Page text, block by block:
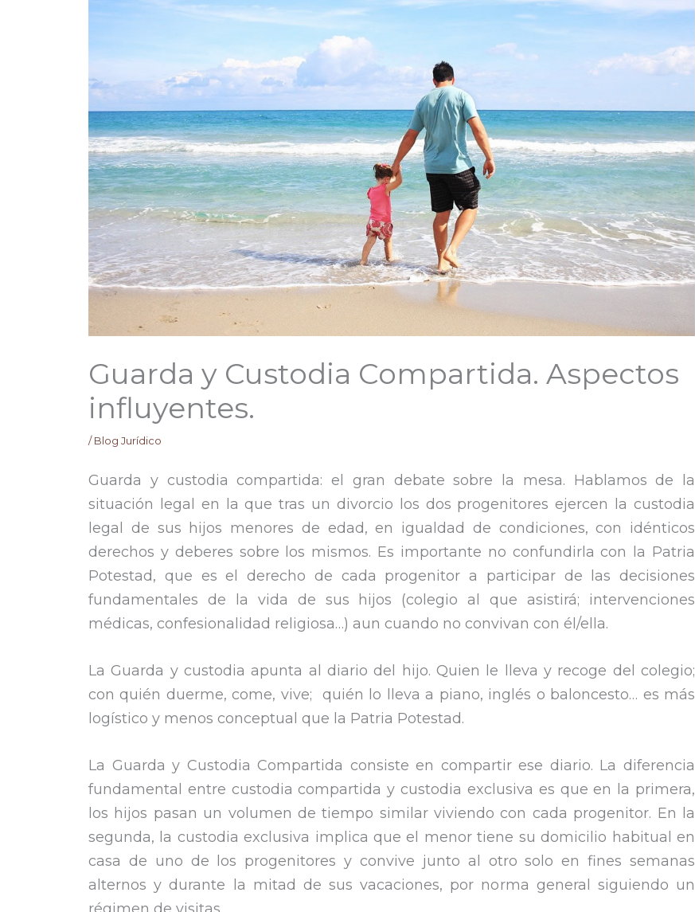
Guarda y Custodia Compartida. Aspectos
influyentes.
/Blog Jurídico
Guarda y custodia compartida: el gran debate sobre la mesa. Hablamos de la
situación legal en la que tras un divorcio los dos progenitores ejercen la custodia
legal de sus hijos menores de edad, en igualdad de condiciones, con idénticos
derechos y deberes sobre los mismos.​ Es importante no confundirla con la Patria
Potestad, que es el derecho de cada progenitor a participar de las decisiones
fundamentales de la vida de sus hijos (colegio al que asistirá; intervenciones
médicas, confesionalidad religiosa…) aun cuando no convivan con él/ella.
La Guarda y custodia apunta al diario del hijo. Quien le lleva y recoge del colegio;
con quién duerme, come, vive; quién lo lleva a piano, inglés o baloncesto… es más
logístico y menos conceptual que la Patria Potestad.
La Guarda y Custodia Compartida consiste en compartir ese diario. La diferencia
fundamental entre custodia compartida y custodia exclusiva es que en la primera,
los hijos pasan un volumen de tiempo similar viviendo con cada progenitor. En la
segunda, la custodia exclusiva implica que el menor tiene su domicilio habitual en
casa de uno de los progenitores y convive junto al otro solo en fines semanas
alternos y durante la mitad de sus vacaciones, por norma general siguiendo un